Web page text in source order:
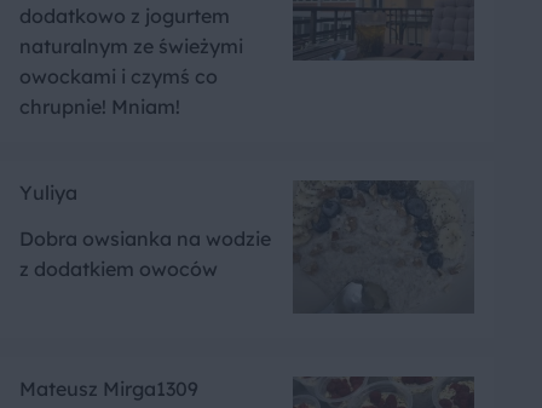
dodatkowo z jogurtem
naturalnym ze świeżymi
owockami i czymś co
chrupnie! Mniam!
Yuliya
Dobra owsianka na wodzie
z dodatkiem owoców
Mateusz Mirga1309